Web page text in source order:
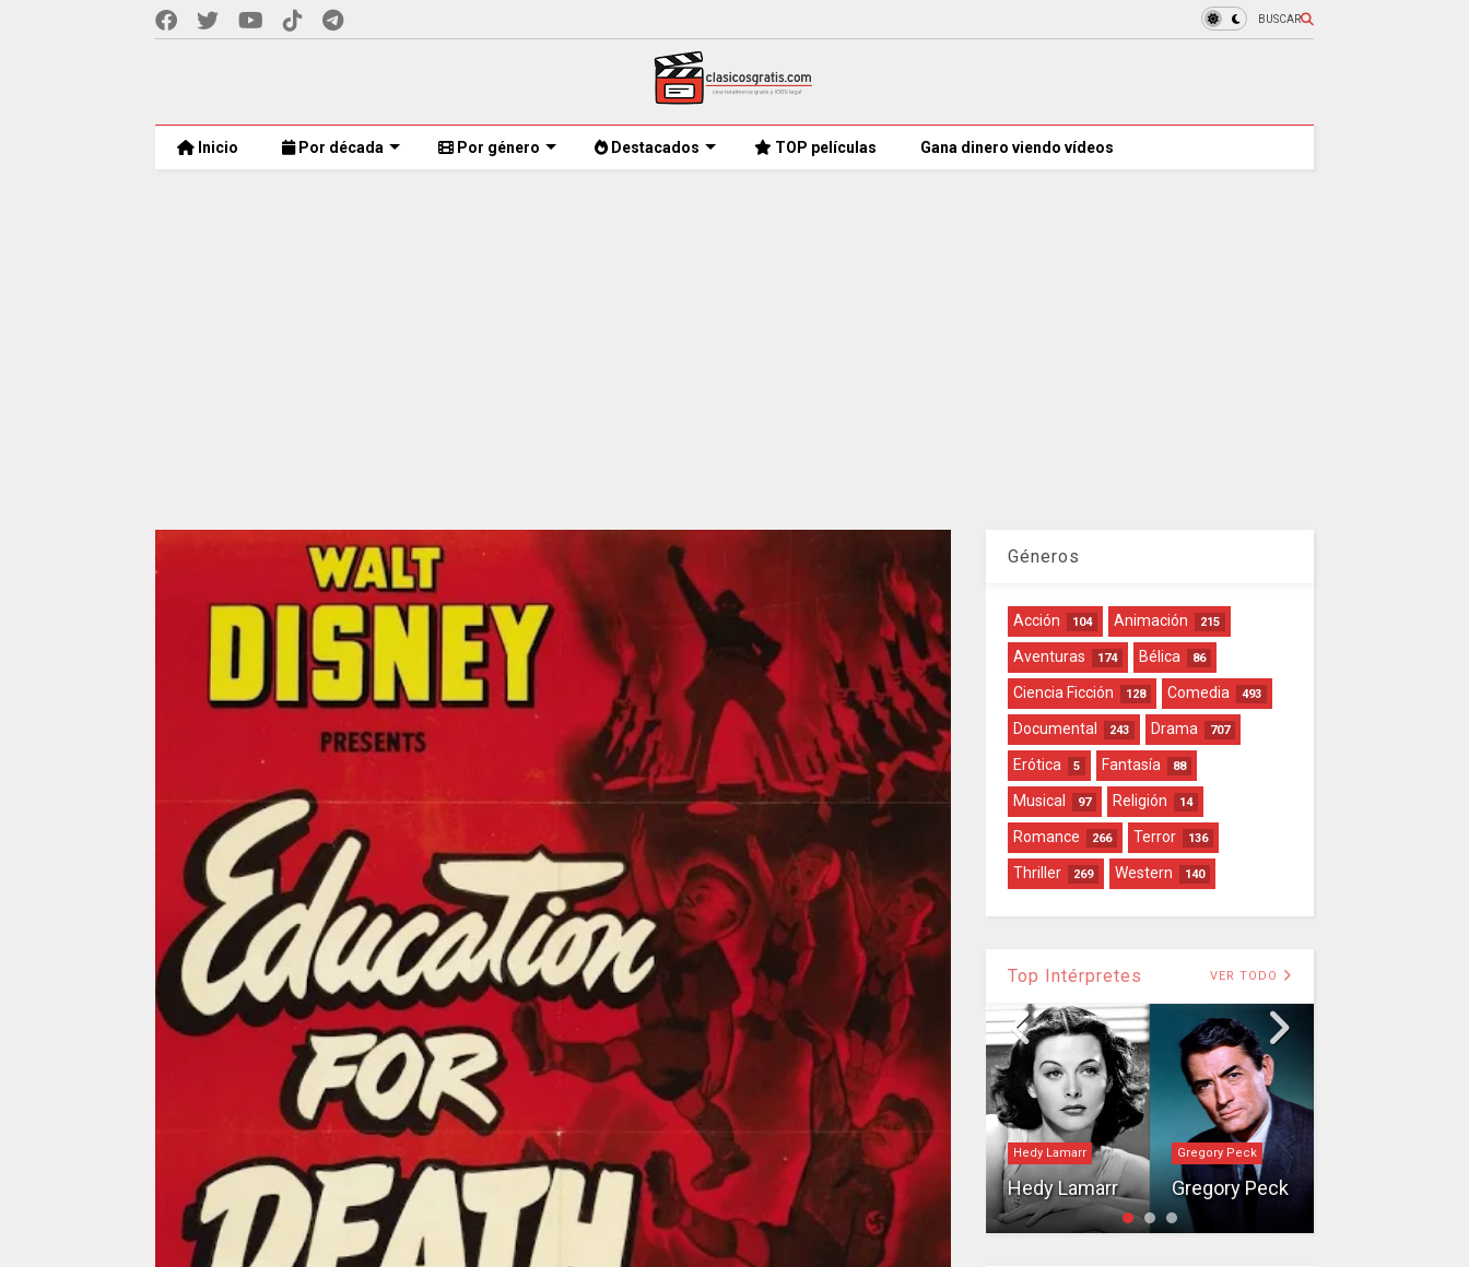
BUSCAR
Inicio Por década Por género Destacados TOP películas Gana dinero viendo vídeos
Géneros
Acción 104 Animación 215
Aventuras 174 Bélica 86
Ciencia Ficción 128 Comedia 493
Documental 243 Drama 707
Erótica 5 Fantasía 88
Musical 97 Religión 14
Romance 266 Terror 136
Thriller 269 Western 140
Top Intérpretes VER TODO
George Zucco
George
Zucco
Bessie Love
Bessie Love
Hedy Lamarr
Hedy Lamarr
Gregory Peck
Gregory Peck